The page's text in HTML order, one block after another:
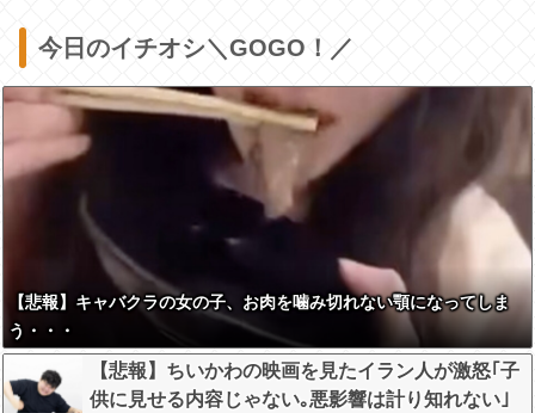
今日のイチオシ＼GOGO！／
【悲報】キャバクラの女の子、お肉を噛み切れない顎になってしま
う・・・
【悲報】ちいかわの映画を見たイラン人が激怒｢子
供に見せる内容じゃない｡悪影響は計り知れない｣